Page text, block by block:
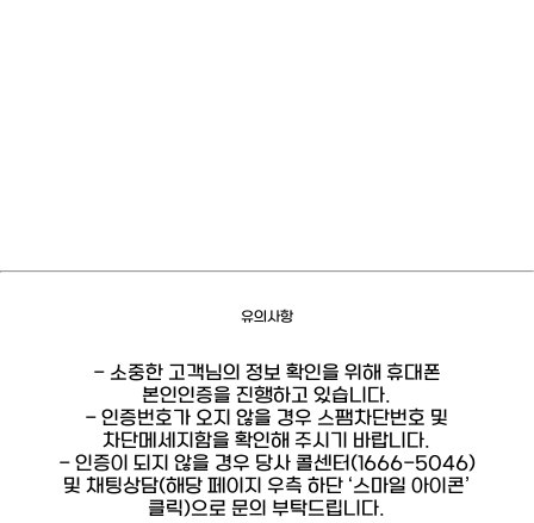
유의사항
- 소중한 고객님의 정보 확인을 위해 휴대폰
본인인증을 진행하고 있습니다.
- 인증번호가 오지 않을 경우 스팸차단번호 및
차단메세지함을 확인해 주시기 바랍니다.
- 인증이 되지 않을 경우 당사 콜센터(1666-5046)
및 채팅상담(해당 페이지 우측 하단 ‘스마일 아이콘’
클릭)으로 문의 부탁드립니다.